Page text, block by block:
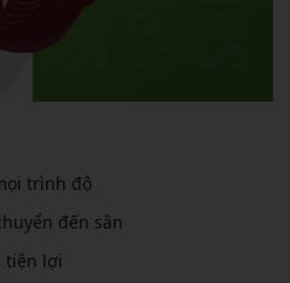
trình độ
đến sân
tiện lợi